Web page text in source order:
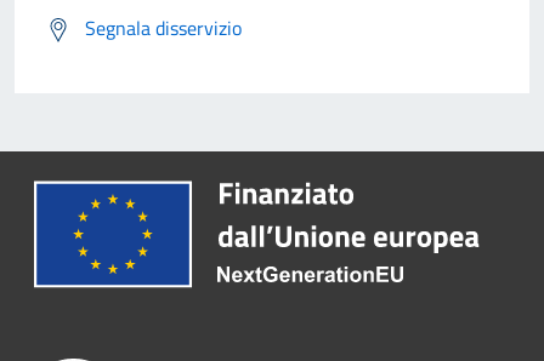
Segnala disservizio